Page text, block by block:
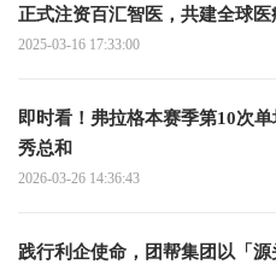
正式注资百汇智医，共建全球
2025-03-16 17:33:00
即时看！弗拉格本赛季第10次
秀总和
2026-03-26 14:36:43
践行利企使命，团帮集团以「